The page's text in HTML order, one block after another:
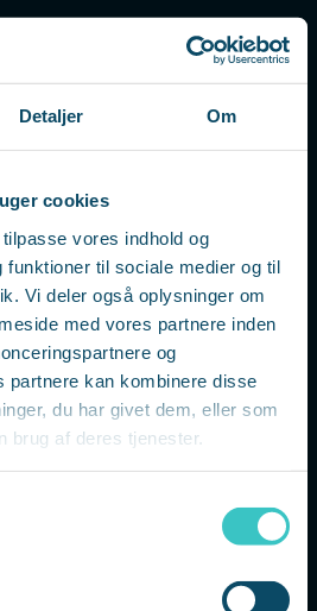
Detaljer Om
cookies
vores indhold og
funktioner til sociale medier og til
Vi deler også oplysninger om
med vores partnere inden
og
partnere kan kombinere disse
du har givet dem, eller som
brug af deres tjenester.
AS3 BtB A/S